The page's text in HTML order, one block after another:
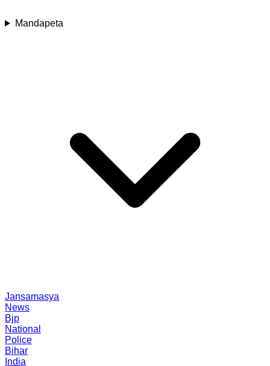
Mandapeta
Jansamasya
News
Bjp
National
Police
Bihar
India